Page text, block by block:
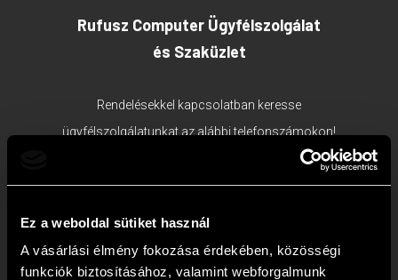
Ez a weboldal sütiket használ
A vásárlási élmény fokozása érdekében, közösségi
funkciók biztosításához, valamint webforgalmunk
Rufusz Computer Ügyfélszolgálat
és Szaküzlet
Rendelésekkel kapcsolatban keresse
ügyfélszolgálatunkat az alábbi telefonszámokon!
1117 Budapest, Bercsényi utca 19/a.
Ügyfélszolgálat tel:+36 1 203 0382;
E-mail:
webaruhaz@rufusz.hu